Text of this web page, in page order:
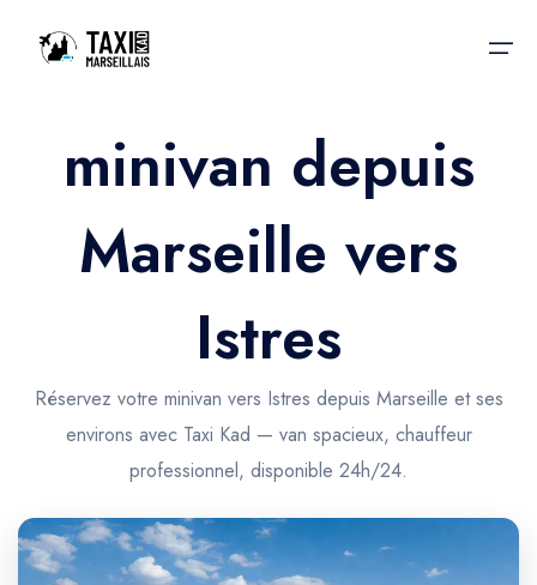
Accueil
Nos services
Nos services
Trajet Gare SNCF
Trajet Port croisière
Trajet Séminaire
Trajet Santé
Trajet Longue Distance
Actualités & évènements
Contactez-nous
minivan depuis
Marseille vers
Istres
Réservez votre minivan vers Istres depuis Marseille et ses
environs avec Taxi Kad — van spacieux, chauffeur
professionnel, disponible 24h/24.